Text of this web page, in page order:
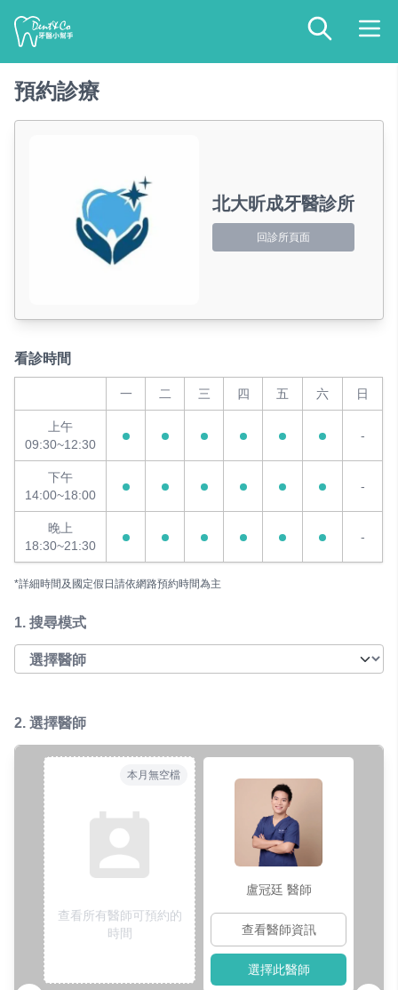
預約診療
北大昕成牙醫診所
回診所頁面
看診時間
一 二 三 四 五 六 日
上午
09:30~12:30
-
下午
14:00~18:00
-
晚上
18:30~21:30
-
*詳細時間及國定假日請依網路預約時間為主
1. 搜尋模式
2. 選擇醫師
本月無空檔
查看所有醫師可預約的
時間
盧冠廷 醫師
查看醫師資訊
選擇此醫師